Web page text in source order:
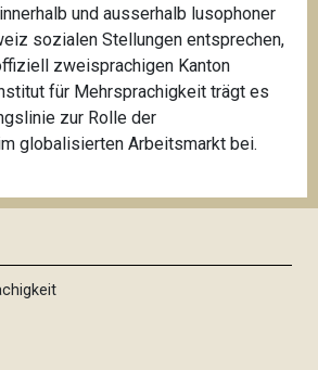
und ausserhalb lusophoner
sozialen Stellungen entsprechen,
zweisprachigen Kanton
für Mehrsprachigkeit trägt es
zur Rolle der
globalisierten Arbeitsmarkt bei.